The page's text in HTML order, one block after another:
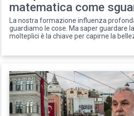
matematica come
La nostra formazione influenza
guardiamo le cose. Ma saper guardare
molteplici è la chiave per capirne la